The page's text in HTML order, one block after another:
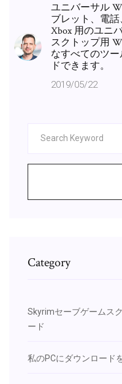
ユニバーサル
ブレット、電話
Xbox 用のユニ
スクトップ用
なすべてのツー
ドできます。
2019/05/22
Category
Skyrimセーブゲームス
ード
私のPCにダウンロード